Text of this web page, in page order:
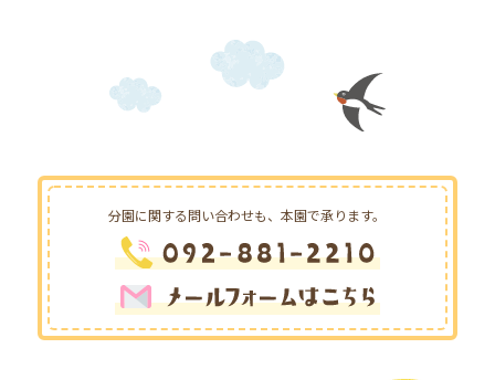
分園に関する問い合わせも、本園で承ります。